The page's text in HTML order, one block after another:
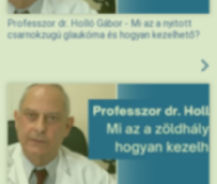
Professzor dr. Holló Gábor - Mi az a nyitott
csarnokzugú glaukóma és hogyan kezelhető?